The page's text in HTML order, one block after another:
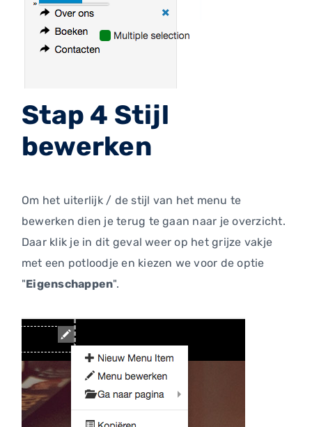
Stap 4 Stijl
bewerken
Om het uiterlijk / de stijl van het menu te
bewerken dien je terug te gaan naar je overzicht.
Daar klik je in dit geval weer op het grijze vakje
met een potloodje en kiezen we voor de optie
"Eigenschappen".